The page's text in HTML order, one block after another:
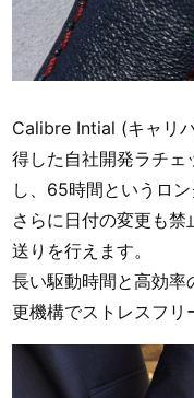
Calibre Intial (キャリ
得した自社開発ラチ
し、65時間というロ
さらに日付の変更も
送りを行えます。
長い駆動時間と高効
更機構でストレスフリ